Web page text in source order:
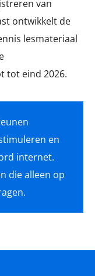
van
ontwikkelt de
lesmateriaal
tot eind 2026.
en
internet.
die alleen op